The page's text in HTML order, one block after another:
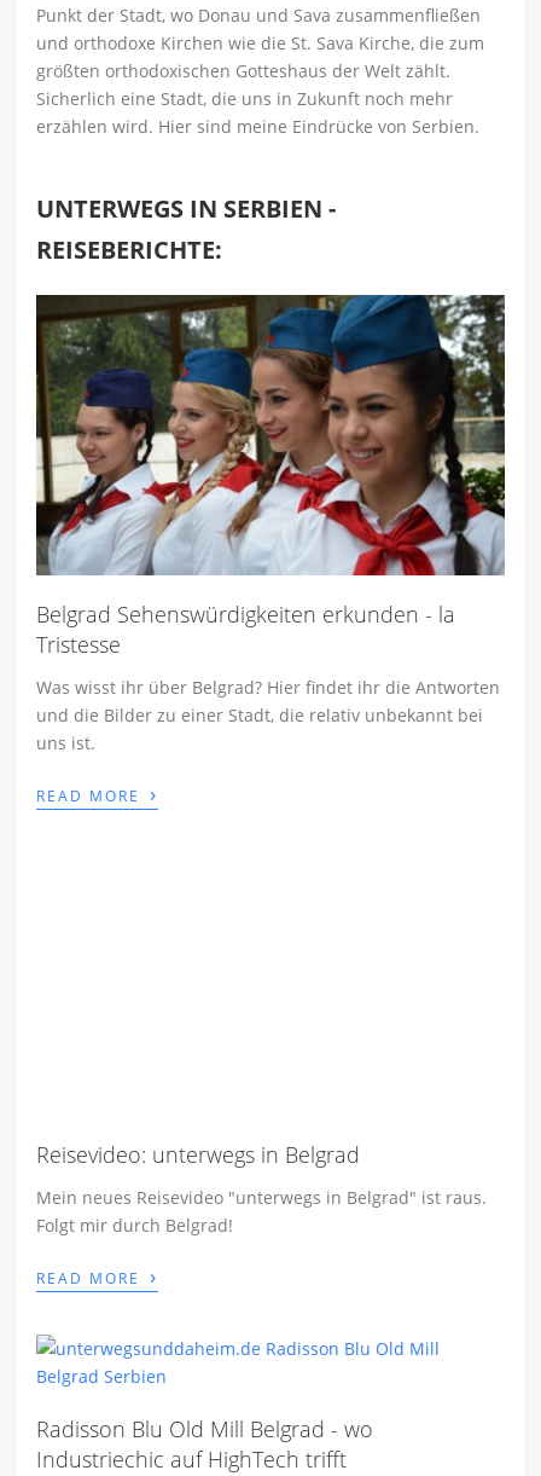
Punkt der Stadt, wo Donau und Sava zusammenfließen
und orthodoxe Kirchen wie die St. Sava Kirche, die zum
größten orthodoxischen Gotteshaus der Welt zählt.
Sicherlich eine Stadt, die uns in Zukunft noch mehr
erzählen wird. Hier sind meine Eindrücke von Serbien.
UNTERWEGS IN SERBIEN -
REISEBERICHTE:
Belgrad Sehenswürdigkeiten erkunden - la
Tristesse
Was wisst ihr über Belgrad? Hier findet ihr die Antworten
und die Bilder zu einer Stadt, die relativ unbekannt bei
uns ist.
READ MORE ›
Reisevideo: unterwegs in Belgrad
Mein neues Reisevideo "unterwegs in Belgrad" ist raus.
Folgt mir durch Belgrad!
READ MORE ›
Radisson Blu Old Mill Belgrad - wo
Industriechic auf HighTech trifft